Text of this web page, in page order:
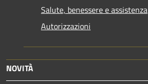
Salute, benessere e assistenza
Autorizzazioni
NOVITÀ